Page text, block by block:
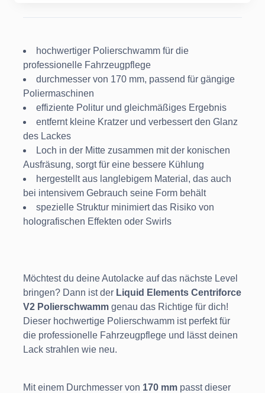
hochwertiger Polierschwamm für die
professionelle Fahrzeugpflege
durchmesser von 170 mm, passend für gängige
Poliermaschinen
effiziente Politur und gleichmäßiges Ergebnis
entfernt kleine Kratzer und verbessert den Glanz
des Lackes
Loch in der Mitte zusammen mit der konischen
Ausfräsung, sorgt für eine bessere Kühlung
hergestellt aus langlebigem Material, das auch
bei intensivem Gebrauch seine Form behält
spezielle Struktur minimiert das Risiko von
holografischen Effekten oder Swirls
Möchtest du deine Autolacke auf das nächste Level
bringen? Dann ist der Liquid Elements Centriforce
V2 Polierschwamm genau das Richtige für dich!
Dieser hochwertige Polierschwamm ist perfekt für
die professionelle Fahrzeugpflege und lässt deinen
Lack strahlen wie neu.
Mit einem Durchmesser von 170 mm passt dieser